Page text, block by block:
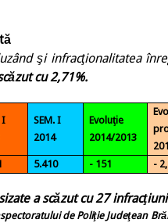
zând şi infracţionalitatea
cu 2,71%.
I
SEM. I
2014
Evoluţie
2014/2013
5.410 - 151 -
a scăzut cu 27
de Poliţie Judeţean